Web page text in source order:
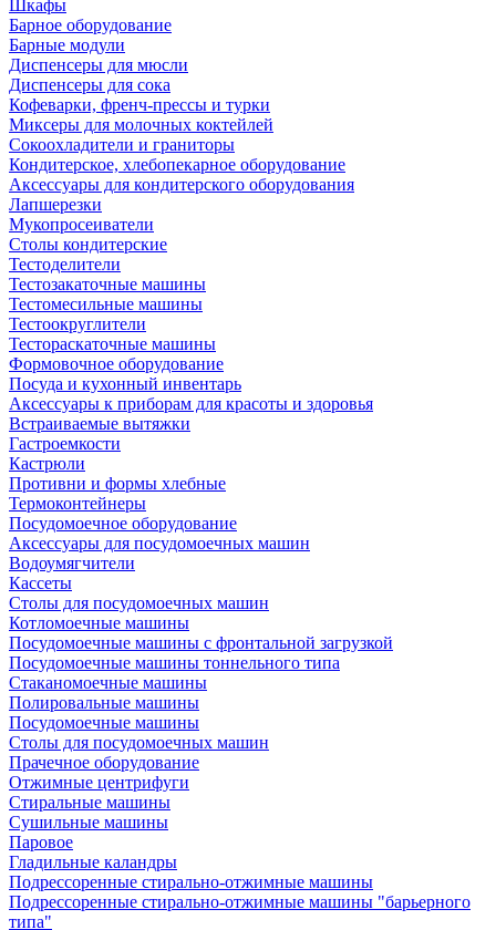
Шкафы
Барное оборудование
Барные модули
Диспенсеры для мюсли
Диспенсеры для сока
Кофеварки, френч-прессы и турки
Миксеры для молочных коктейлей
Сокоохладители и граниторы
Кондитерское, хлебопекарное оборудование
Аксессуары для кондитерского оборудования
Лапшерезки
Мукопросеиватели
Столы кондитерские
Тестоделители
Тестозакаточные машины
Тестомесильные машины
Тестоокруглители
Тестораскаточные машины
Формовочное оборудование
Посуда и кухонный инвентарь
Аксессуары к приборам для красоты и здоровья
Встраиваемые вытяжки
Гастроемкости
Кастрюли
Противни и формы хлебные
Термоконтейнеры
Посудомоечное оборудование
Аксессуары для посудомоечных машин
Водоумягчители
Кассеты
Столы для посудомоечных машин
Котломоечные машины
Посудомоечные машины с фронтальной загрузкой
Посудомоечные машины тоннельного типа
Стаканомоечные машины
Полировальные машины
Посудомоечные машины
Столы для посудомоечных машин
Прачечное оборудование
Отжимные центрифуги
Стиральные машины
Сушильные машины
Паровое
Гладильные каландры
Подрессоренные стирально-отжимные машины
Подрессоренные стирально-отжимные машины "барьерного
типа"